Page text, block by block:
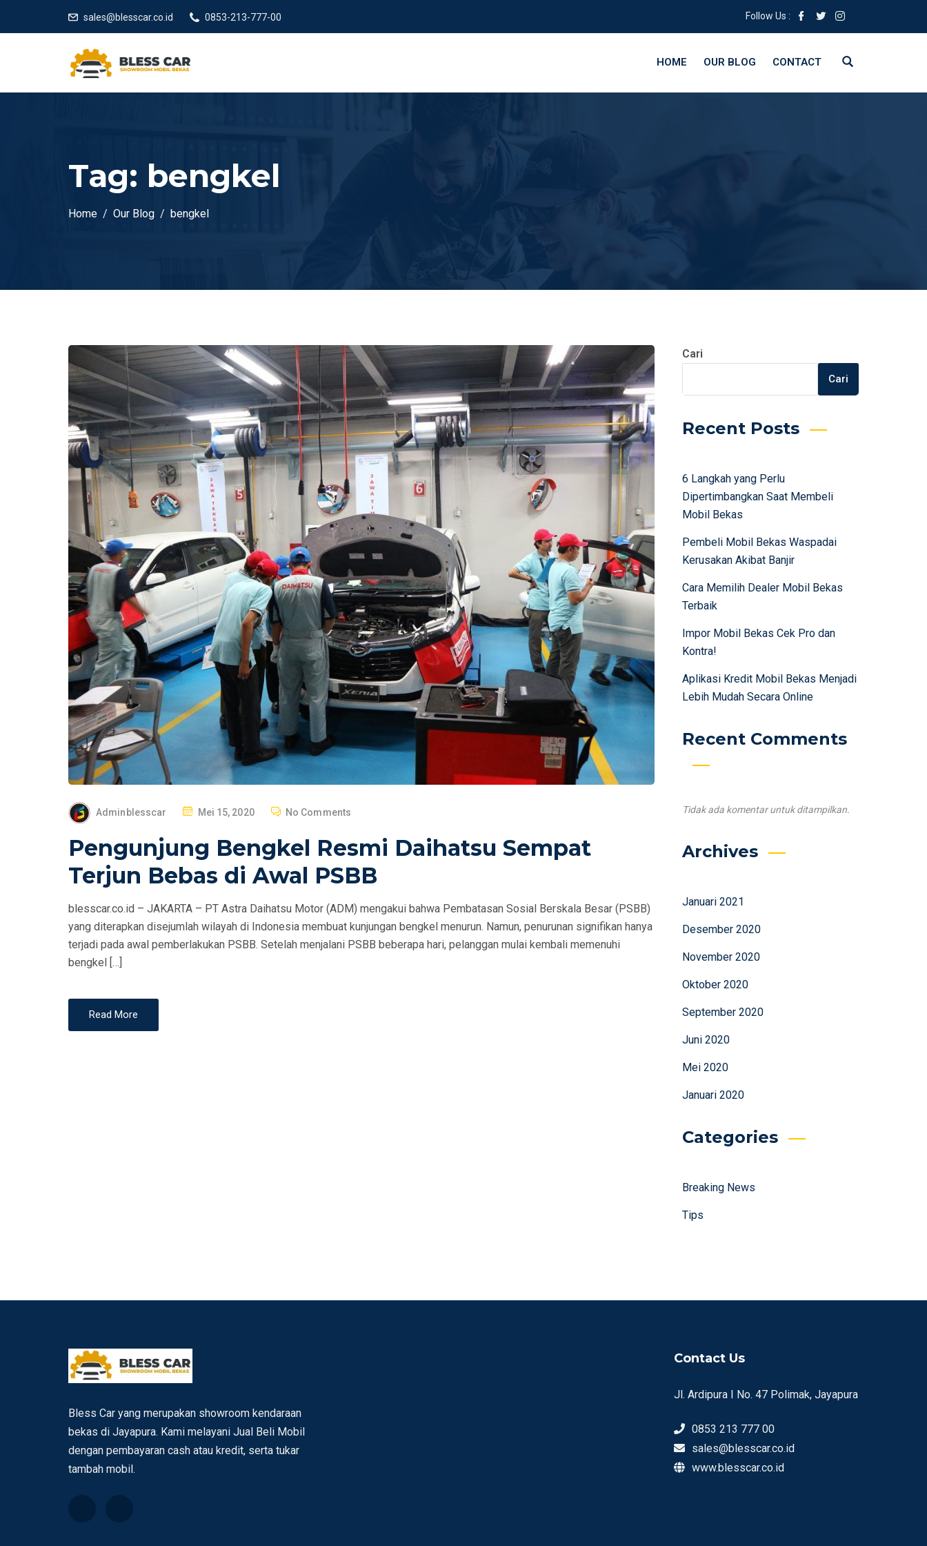
sales@blesscar.co.id 0853-213-777-00 Follow Us :
HOME OUR BLOG CONTACT
Tag: bengkel
Home Our Blog bengkel
Adminblesscar
P
S
E
Mei 15, 2020 No Comments
Pengunjung Bengkel Resmi Daihatsu Sempat
Terjun Bebas di Awal PSBB
blesscar.co.id – JAKARTA – PT Astra Daihatsu Motor (ADM) mengakui bahwa Pembatasan Sosial Berskala Besar (PSBB)
yang diterapkan disejumlah wilayah di Indonesia membuat kunjungan bengkel menurun. Namun, penurunan signifikan hanya
terjadi pada awal pemberlakukan PSBB. Setelah menjalani PSBB beberapa hari, pelanggan mulai kembali memenuhi
bengkel […]
Read More
Cari
Cari
Recent Posts
6 Langkah yang Perlu
Dipertimbangkan Saat Membeli
Mobil Bekas
Pembeli Mobil Bekas Waspadai
Kerusakan Akibat Banjir
Cara Memilih Dealer Mobil Bekas
Terbaik
Impor Mobil Bekas Cek Pro dan
Kontra!
Aplikasi Kredit Mobil Bekas Menjadi
Lebih Mudah Secara Online
Recent Comments
Tidak ada komentar untuk ditampilkan.
Archives
Januari 2021
Desember 2020
November 2020
Oktober 2020
September 2020
Juni 2020
Mei 2020
Januari 2020
Categories
Breaking News
Tips
Bless Car yang merupakan showroom kendaraan
bekas di Jayapura. Kami melayani Jual Beli Mobil
dengan pembayaran cash atau kredit, serta tukar
tambah mobil.
Contact Us
Jl. Ardipura I No. 47 Polimak, Jayapura
0853 213 777 00
sales@blesscar.co.id
www.blesscar.co.id